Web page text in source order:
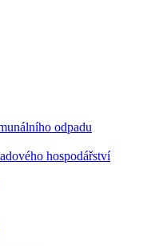
odpadu
hospodářství